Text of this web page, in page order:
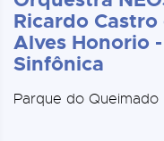
Ricardo
Alves Honorio
Sinfônica
Parque do Queimado